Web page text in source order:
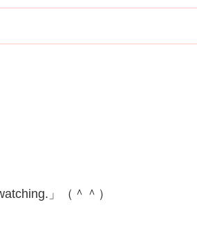
」（＾＾）